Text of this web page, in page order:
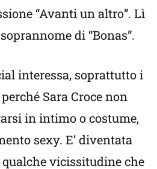
“Avanti un altro”. Lì
di “Bonas”.
interessa, soprattutto i
Sara Croce non
in intimo o costume,
sexy. E’ diventata
vicissitudine che